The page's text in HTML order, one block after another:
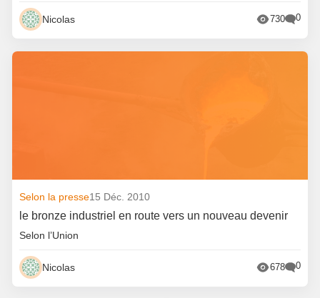
Nicolas 730 0
Selon la presse15 Déc. 2010
le bronze industriel en route vers un nouveau devenir
Selon l’Union
Nicolas 678 0